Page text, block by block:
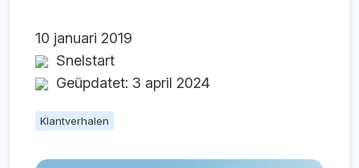
10 januari 2019
Snelstart
Geüpdatet: 3 april 2024
Klantverhalen